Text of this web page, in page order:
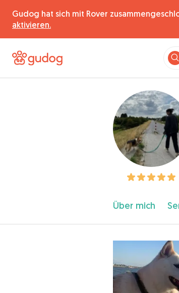
Gudog hat sich mit Rover
aktivieren.
Über mich